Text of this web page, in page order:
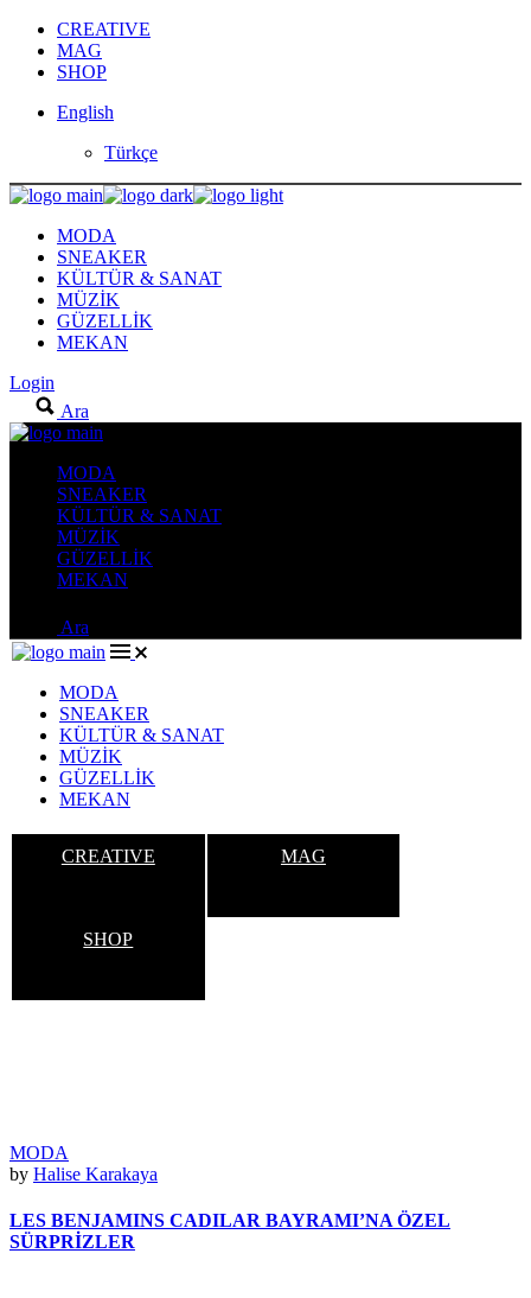
Skip
CREATIVE
MAG
SHOP
English
Türkçe
MODA
SNEAKER
KÜLTÜR & SANAT
MÜZİK
GÜZELLİK
MEKAN
Login
Ara
MODA
SNEAKER
KÜLTÜR & SANAT
MÜZİK
GÜZELLİK
MEKAN
Ara
MODA
SNEAKER
KÜLTÜR & SANAT
MÜZİK
GÜZELLİK
MEKAN
CREATIVE MAG
SHOP
MODA
by Halise Karakaya
LES BENJAMINS CADILAR BAYRAMI’NA ÖZEL
SÜRPRİZLER